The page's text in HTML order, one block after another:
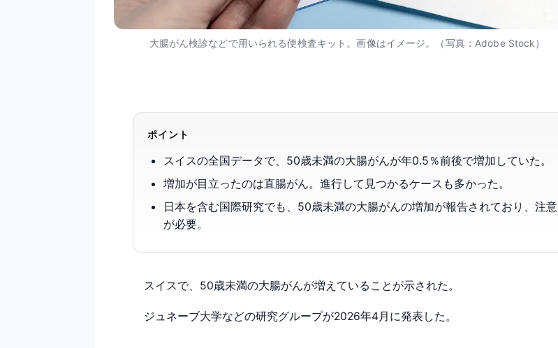
大腸がん検診などで用いられる便検査キット。画像はイメージ。（写真：Adobe Stock）
ポイント
スイスの全国データで、50歳未満の大腸がんが年0.5％前後で増加していた。
増加が目立ったのは直腸がん。進行して見つかるケースも多かった。
日本を含む国際研究でも、50歳未満の大腸がんの増加が報告されており、注意
が必要。
スイスで、50歳未満の大腸がんが増えていることが示された。
ジュネーブ大学などの研究グループが2026年4月に発表した。